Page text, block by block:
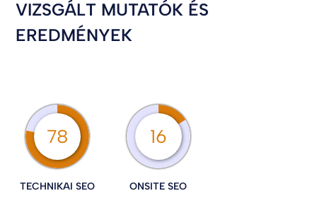
VIZSGÁLT MUTATÓK ÉS
EREDMÉNYEK
78
TECHNIKAI SEO
16
ONSITE SEO